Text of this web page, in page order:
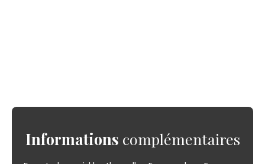
Informations complémentaires